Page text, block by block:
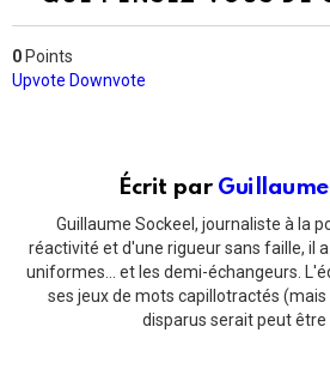
0 Points
Upvote Downvote
Écrit par Guillaume
Guillaume Sockeel, journaliste à la
réactivité et d'une rigueur sans faille, il
uniformes... et les demi-échangeurs.
ses jeux de mots capillotractés
disparus serait peut être